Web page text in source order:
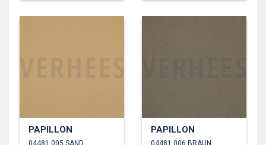
PAPILLON
04481.005 SAND
PAPILLON
04481.006 BRAUN